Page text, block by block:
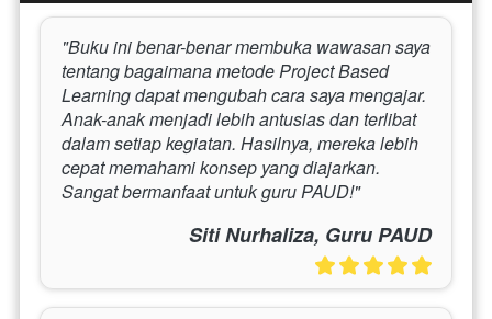
"Buku ini benar-benar membuka wawasan saya
tentang bagaimana metode Project Based
Learning dapat mengubah cara saya mengajar.
Anak-anak menjadi lebih antusias dan terlibat
dalam setiap kegiatan. Hasilnya, mereka lebih
cepat memahami konsep yang diajarkan.
Sangat bermanfaat untuk guru PAUD!"
Siti Nurhaliza, Guru PAUD